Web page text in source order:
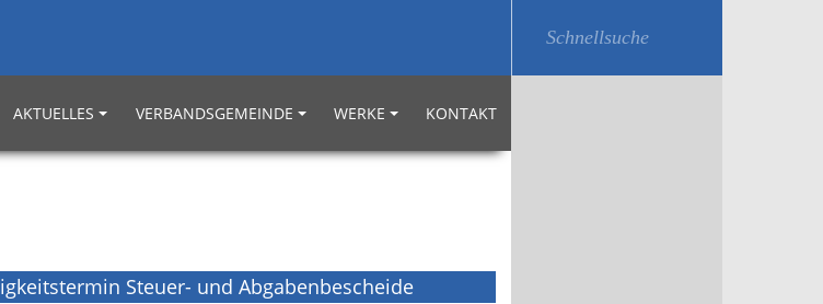
AKTUELLES VERBANDSGEMEINDE WERKE KONTAKT
Steuer- und Abgabenbescheide